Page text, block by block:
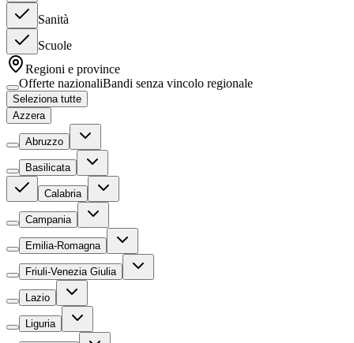
Sanità
Scuole
Regioni e province
Offerte nazionaliBandi senza vincolo regionale
Seleziona tutte
Azzera
Abruzzo
Basilicata
Calabria
Campania
Emilia-Romagna
Friuli-Venezia Giulia
Lazio
Liguria